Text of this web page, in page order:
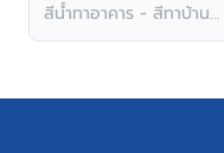
สีน้ำทาอาคาร - สีทาบ้าน
ภายนอก